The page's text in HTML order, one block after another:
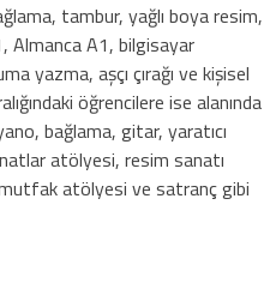
tambur, yağlı boya resim,
Almanca A1, bilgisayar
yazma, aşçı çırağı ve kişisel
öğrencilere ise alanında
bağlama, gitar, yaratıcı
atölyesi, resim sanatı
atölyesi ve satranç gibi